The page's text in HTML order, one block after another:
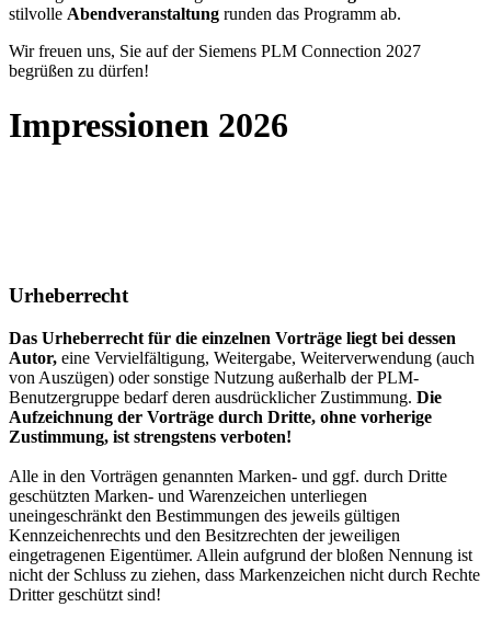
stilvolle Abendveranstaltung runden das Programm ab.
Wir freuen uns, Sie auf der Siemens PLM Connection 2027
begrüßen zu dürfen!
Impressionen 2026
Urheberrecht
Das Urheberrecht für die einzelnen Vorträge liegt bei dessen
Autor, eine Vervielfältigung, Weitergabe, Weiterverwendung (auch
von Auszügen) oder sonstige Nutzung außerhalb der PLM-
Benutzergruppe bedarf deren ausdrücklicher Zustimmung. Die
Aufzeichnung der Vorträge durch Dritte, ohne vorherige
Zustimmung, ist strengstens verboten!
Alle in den Vorträgen genannten Marken- und ggf. durch Dritte
geschützten Marken- und Warenzeichen unterliegen
uneingeschränkt den Bestimmungen des jeweils gültigen
Kennzeichenrechts und den Besitzrechten der jeweiligen
eingetragenen Eigentümer. Allein aufgrund der bloßen Nennung ist
nicht der Schluss zu ziehen, dass Markenzeichen nicht durch Rechte
Dritter geschützt sind!